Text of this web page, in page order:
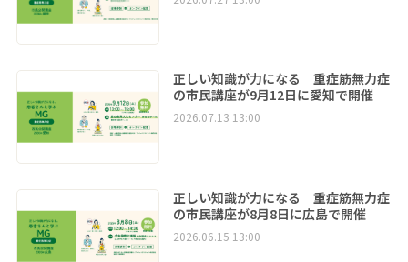
正しい知識が力になる 重症筋無力症
の市民講座が9月12日に愛知で開催
2026.07.13 13:00
正しい知識が力になる 重症筋無力症
の市民講座が8月8日に広島で開催
2026.06.15 13:00